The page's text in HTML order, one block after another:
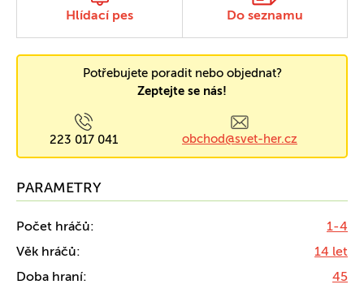
Hlídací pes Do seznamu
Potřebujete poradit nebo objednat?
Zeptejte se nás!
223 017 041 obchod@svet-her.cz
PARAMETRY
Počet hráčů:
1-4
Věk hráčů:
14 let
Doba hraní:
45